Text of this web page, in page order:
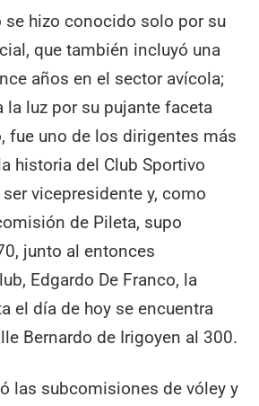
se hizo conocido solo por su
que también incluyó una
años en el sector avícola;
la luz por su pujante faceta
fue uno de los dirigentes más
historia del Club Sportivo
vicepresidente y, como
de Pileta, supo
junto al entonces
Edgardo De Franco, la
el día de hoy se encuentra
Bernardo de Irigoyen al 300.
las subcomisiones de vóley y